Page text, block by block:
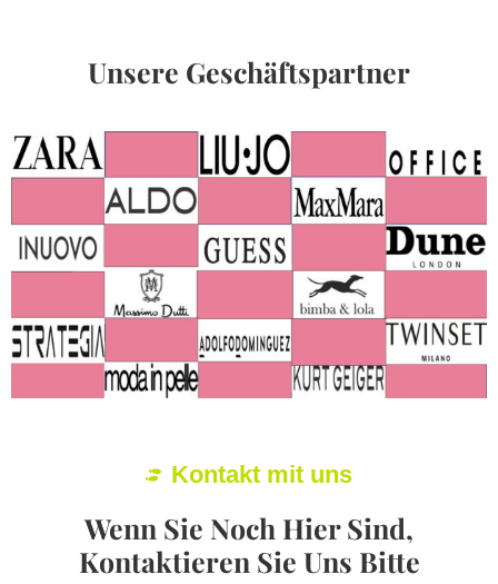
Unsere Geschäftspartner
Kontakt mit uns
Wenn Sie Noch Hier Sind,
Kontaktieren Sie Uns Bitte